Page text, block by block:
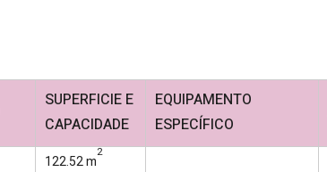
SUPERFICIE E
CAPACIDADE
EQUIPAMENTO
ESPECÍFICO
122.52 m2